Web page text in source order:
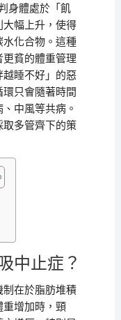
身體處於「飢
大幅上升，使得
水化合物。這種
貧的體重管理
越睡不好」的惡
只會隨著時間
中風等共病。
取多管齊下的策
中止症？
制在於脂肪堆積
重增加時，頸